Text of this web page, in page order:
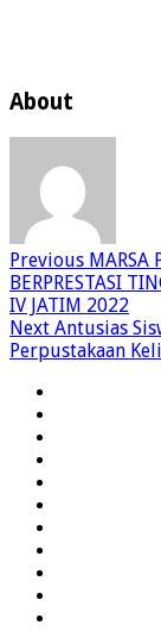
About
Previous MARSA
BERPRESTASI
IV JATIM 2022
Next Antusias
Perpustakaan